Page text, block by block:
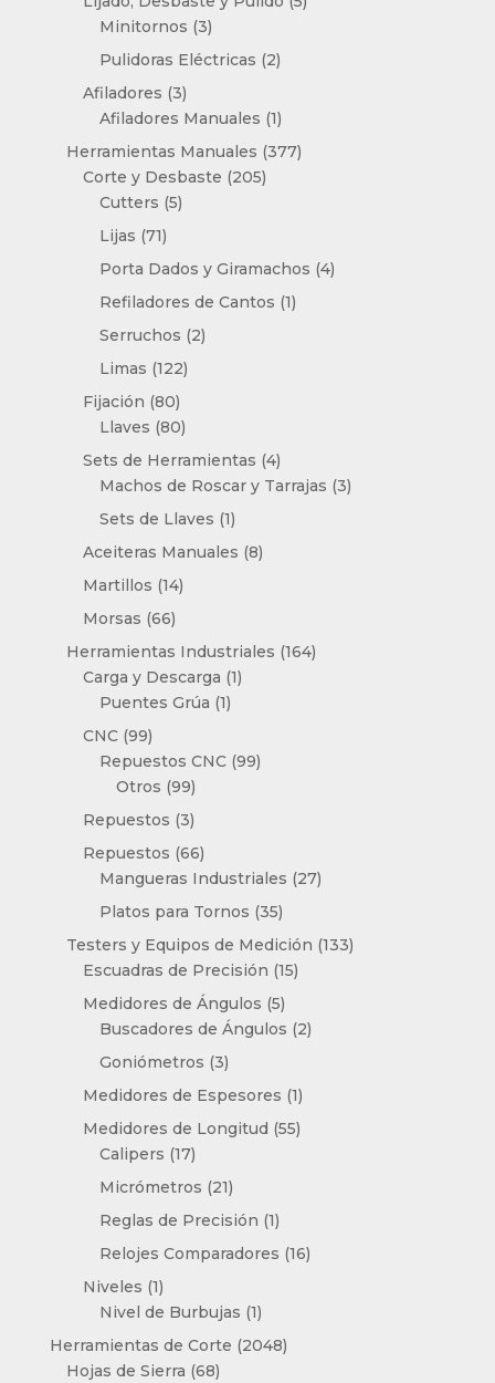
Minitornos 33
productos
Pulidoras Eléctricas 22
Afiladores 33
productos
Afiladores Manuales 11
producto
Herramientas Manuales 377377
Corte y Desbaste 205205
Cutters 55
Lijas 7171
productos
Porta Dados y Giramachos 44
Refiladores de Cantos 11
Serruchos 22
Limas 122122
Fijación 8080
productos
Llaves 8080
productos
Sets de Herramientas 44
productos
Machos de Roscar y Tarrajas 33
Sets de Llaves 11
producto
Aceiteras Manuales 88
Martillos 1414
Morsas 6666
productos
Herramientas Industriales 164164
Carga y Descarga 11
Puentes Grúa 11
CNC 9999
productos
Repuestos CNC 9999
Otros 9999
productos
Repuestos 33
productos
Repuestos 6666
productos
Mangueras Industriales 2727
Platos para Tornos 3535
productos
Testers y Equipos de Medición 133133
Escuadras de Precisión 1515
Medidores de Ángulos 55
productos
Buscadores de Ángulos 22
Goniómetros 33
productos
Medidores de Espesores 11
producto
Medidores de Longitud 5555
Calipers 1717
productos
Micrómetros 2121
productos
Reglas de Precisión 11
producto
Relojes Comparadores 1616
Niveles 11
producto
Nivel de Burbujas 11
producto
Herramientas de Corte 20482048
Hojas de Sierra 6868